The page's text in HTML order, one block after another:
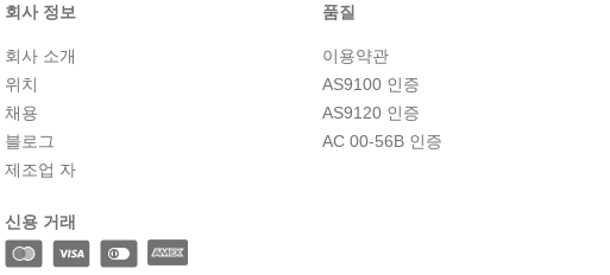
회사 정보
회사 소개
위치
채용
블로그
제조업 자
품질
이용약관
AS9100 인증
AS9120 인증
AC 00-56B 인증
신용 거래